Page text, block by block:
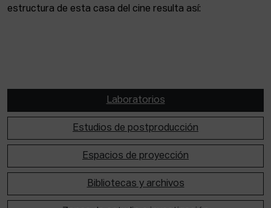
estructura de esta casa del cine resulta así:
Laboratorios
Estudios de postproducción
Espacios de proyección
Bibliotecas y archivos